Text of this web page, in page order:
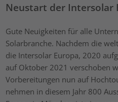
Neustart der Intersolar
Gute Neuigkeiten für alle
Solarbranche. Nachdem die
die Intersolar Europa, 2020
auf Oktober 2021 verschoben
Vorbereitungen nun auf
nehmen in diesem Jahr 800